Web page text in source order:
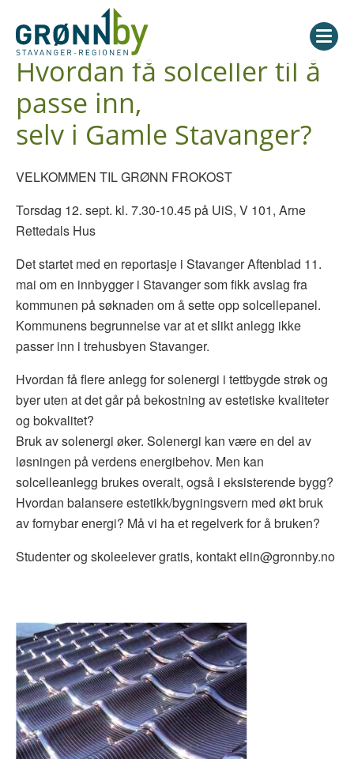
Hvordan få solceller til å
passe inn,
selv i Gamle Stavanger?
VELKOMMEN TIL GRØNN FROKOST
Torsdag 12. sept. kl. 7.30-10.45 på UiS, V 101, Arne
Rettedals Hus
Det startet med en reportasje i Stavanger Aftenblad 11.
mai om en innbygger i Stavanger som fikk avslag fra
kommunen på søknaden om å sette opp solcellepanel.
Kommunens begrunnelse var at et slikt anlegg ikke
passer inn i trehusbyen Stavanger.
Hvordan få flere anlegg for solenergi i tettbygde strøk og
byer uten at det går på bekostning av estetiske kvaliteter
og bokvalitet?
Bruk av solenergi øker. Solenergi kan være en del av
løsningen på verdens energibehov. Men kan
solcelleanlegg brukes overalt, også i eksisterende bygg?
Hvordan balansere estetikk/bygningsvern med økt bruk
av fornybar energi? Må vi ha et regelverk for å bruken?
Studenter og skoleelever gratis, kontakt elin@gronnby.no